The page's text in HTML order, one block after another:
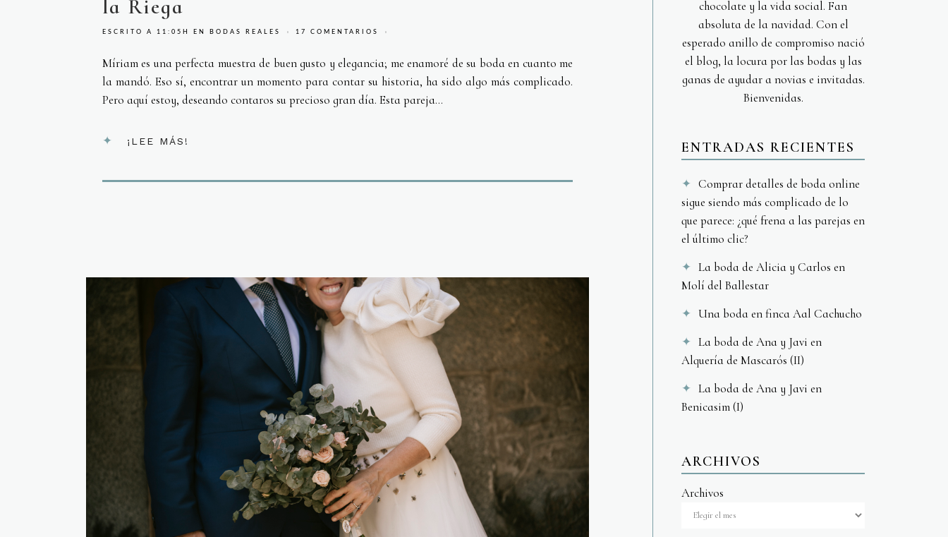
la Riega
ESCRITO A 11:05H EN BODAS REALES 17 COMENTARIOS
Míriam es una perfecta muestra de buen gusto y elegancia; me enamoré de su boda en cuanto me
la mandó. Eso sí, encontrar un momento para contar su historia, ha sido algo más complicado.
Pero aquí estoy, deseando contaros su precioso gran día. Esta pareja...
¡LEE MÁS!
chocolate y la vida social. Fan
absoluta de la navidad. Con el
esperado anillo de compromiso nació
el blog, la locura por las bodas y las
ganas de ayudar a novias e invitadas.
Bienvenidas.
ENTRADAS RECIENTES
Comprar detalles de boda online
sigue siendo más complicado de lo
que parece: ¿qué frena a las parejas en
el último clic?
La boda de Alicia y Carlos en
Molí del Ballestar
Una boda en finca Aal Cachucho
La boda de Ana y Javi en
Alquería de Mascarós (II)
La boda de Ana y Javi en
Benicasim (I)
ARCHIVOS
Archivos